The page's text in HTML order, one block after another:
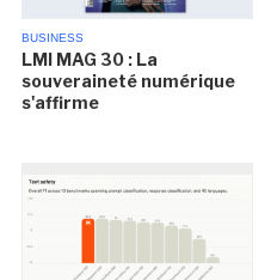
BUSINESS
LMI MAG 30 : La
souveraineté numérique
s'affirme